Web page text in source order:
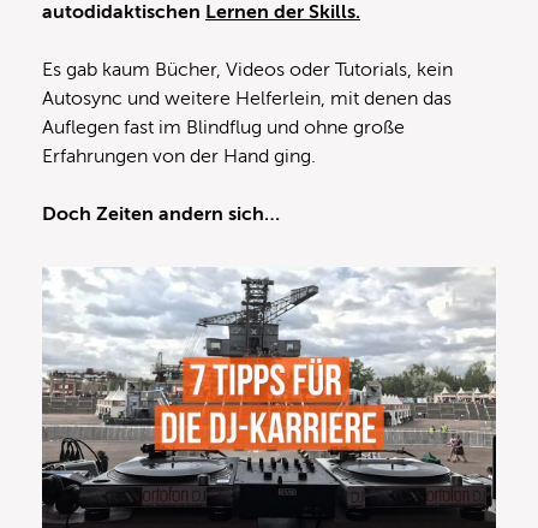
autodidaktischen Lernen der Skills.
Es gab kaum Bücher, Videos oder Tutorials, kein
Autosync und weitere Helferlein, mit denen das
Auflegen fast im Blindflug und ohne große
Erfahrungen von der Hand ging.
Doch Zeiten andern sich…